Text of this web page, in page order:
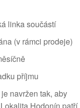
linka součástí
(v rámci prodeje)
příjmu
navržen tak, aby
Hodonín patří